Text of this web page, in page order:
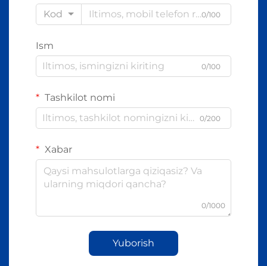
Kod
0/100
Ism
0/100
Tashkilot nomi
0/200
Xabar
0/1000
Yuborish